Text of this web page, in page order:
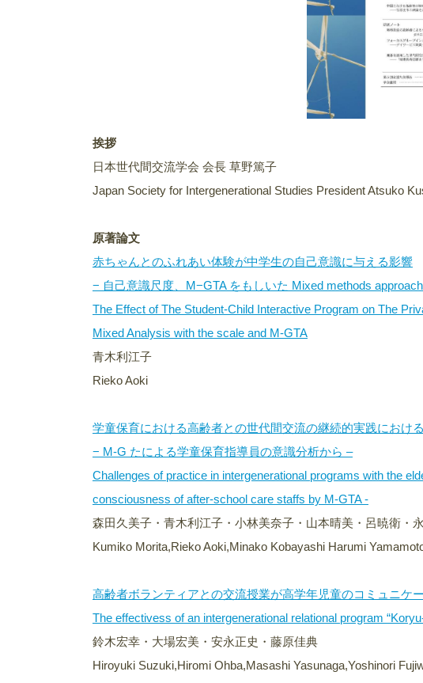
挨拶
日本世代間交流学会 会長 草野篤子
Japan Society for Intergenerational Studies President Atsuko
原著論文
赤ちゃんとのふれあい体験が中学生の自己意識に与える影響
− 自己意識尺度、M−GTA をもしいた Mixed methods
The Effect of The Student-Child Interactive Program on The
Mixed Analysis with the scale and M-GTA
青木利江子
Rieko Aoki
学童保育における高齢者との世代間交流の継続的実践におけ
− M-G たによる学童保育指導員の意識分析から –
Challenges of practice in intergenerational programs with the
consciousness of after-school care staffs by M-GTA -
森田久美子・青木利江子・小林美奈子・山本晴美・呂暁衛・
Kumiko Morita,Rieko Aoki,Minako Kobayashi Harumi
高齢者ボランティアとの交流授業が高学年児童のコミュニケ
The effectivess of an intergenerational relational program
鈴木宏幸・大場宏美・安永正史・藤原佳典
Hiroyuki Suzuki,Hiromi Ohba,Masashi Yasunaga,Yoshinori